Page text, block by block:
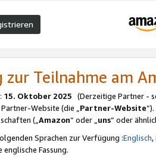
zur Teilnahme am
: 15. Oktober 2025 (Derzeitige Partner -
Website (die „Partner-Website
(„Amazon“ oder „uns“ oder
Sprachen zur Verfügung :Englisch,
Fassung.